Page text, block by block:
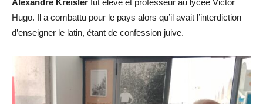
Hugo. Il a combattu pour le pays alors qu’il avait l’interdiction
d’enseigner le latin, étant de confession juive.